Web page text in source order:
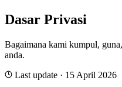
Dasar Privasi
Bagaimana kami kumpul,
anda.
Last update · 15 April 2026